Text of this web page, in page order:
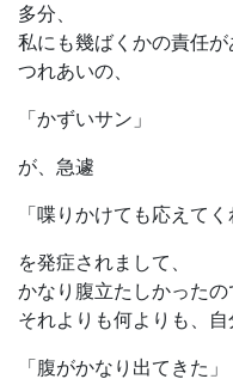
多分、
私にも幾ばくかの責任が
つれあいの、
「かずいサン」
が、急遽
「喋りかけても応えてく
を発症されまして、
かなり腹立たしかったの
それよりも何よりも、自
「腹がかなり出てきた」